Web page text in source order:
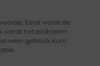
Eerst wordt de
wordt het probleem
weer gebruik kunt